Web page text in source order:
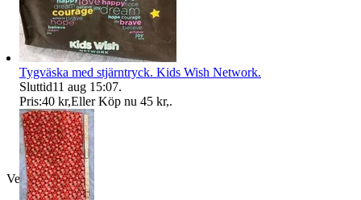
Verifierad
Tygväska med stjärntryck. Kids Wish Network.
Sluttid11 aug 15:07.
Pris:40 kr,Eller Köp nu 45 kr,.